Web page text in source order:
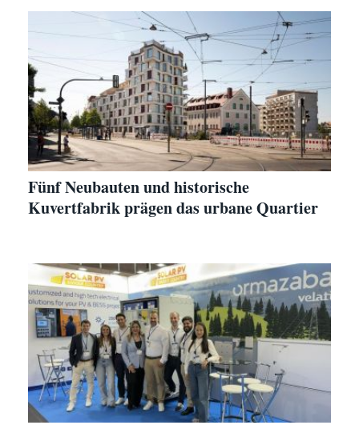
Fünf Neubauten und historische
Kuvertfabrik prägen das urbane Quartier